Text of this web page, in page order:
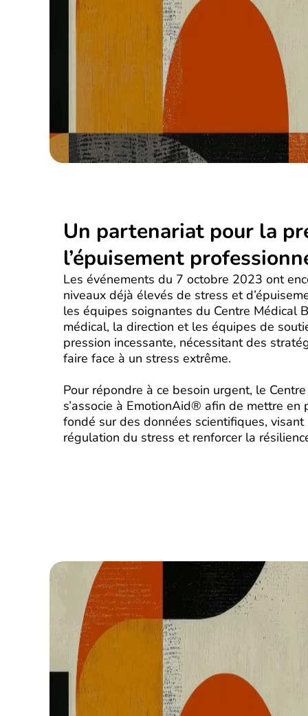
Un partenariat pour la
l’épuisement
Les événements du 7 octobre 2023 ont
niveaux déjà élevés de stress et
les équipes soignantes du Centre Médical
médical, la direction et les équipes de
pression incessante, nécessitant des
faire face à un stress extrême.
Pour répondre à ce besoin urgent, le
s’associe à EmotionAid® afin de mettre en
fondé sur des données scientifiques,
régulation du stress et renforcer la